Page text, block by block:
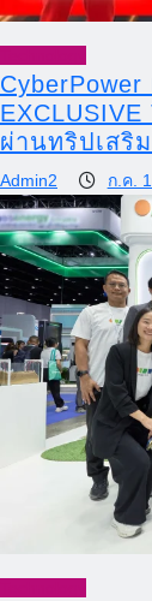
CyberPower
ผ่านทริปเสริ
Admin2 ก.ค.